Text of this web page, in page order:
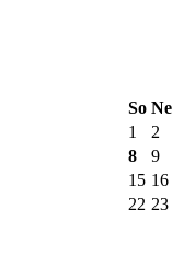
So Ne
1
2
8
9
15 16
22 23